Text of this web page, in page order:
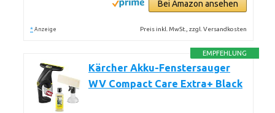
Bei Amazon ansehen
* Anzeige Preis inkl. MwSt., zzgl. Versandkosten
EMPFEHLUNG
Kärcher Akku-Fenstersauger
WV Compact Care Extra+ Black